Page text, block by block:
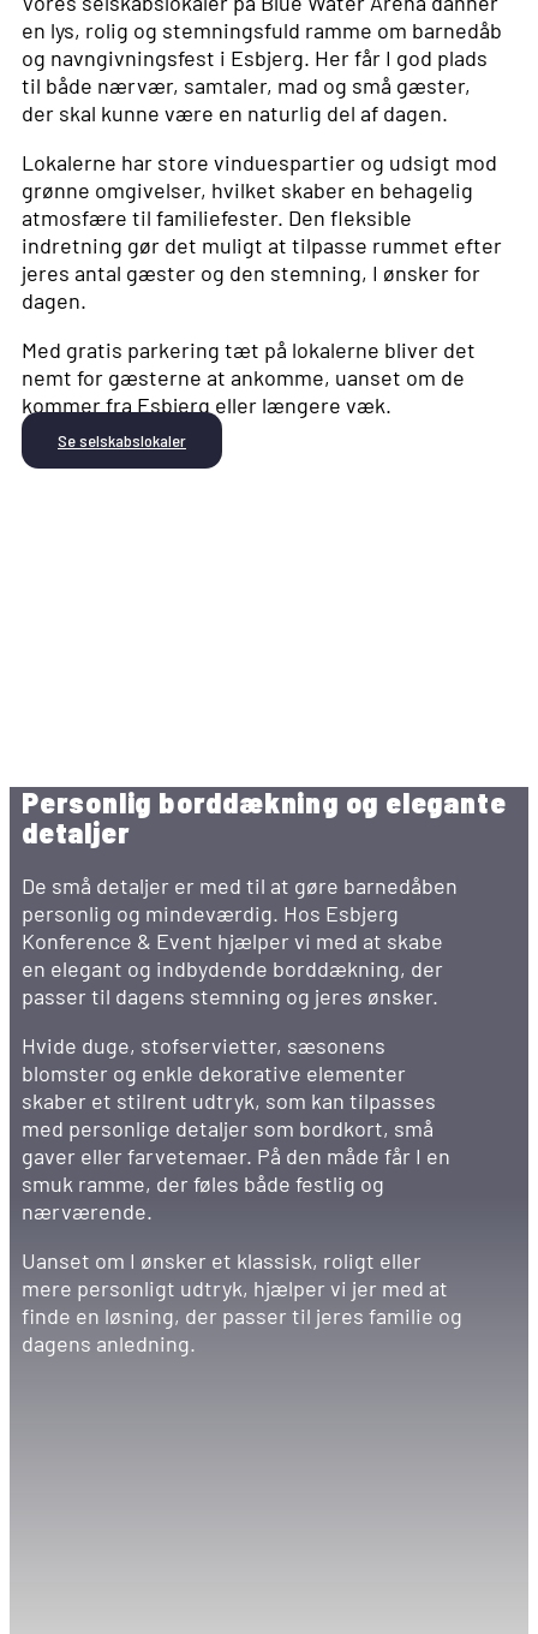
en lys, rolig og stemningsfuld ramme om barnedåb
og navngivningsfest i Esbjerg. Her får I god plads
til både nærvær, samtaler, mad og små gæster,
der skal kunne være en naturlig del af dagen.
Lokalerne har store vinduespartier og udsigt mod
grønne omgivelser, hvilket skaber en behagelig
atmosfære til familiefester. Den fleksible
indretning gør det muligt at tilpasse rummet efter
jeres antal gæster og den stemning, I ønsker for
dagen.
Med gratis parkering tæt på lokalerne bliver det
nemt for gæsterne at ankomme, uanset om de
kommer fra Esbjerg eller længere væk.
Se selskabslokaler
Personlig borddækning og elegante
detaljer
De små detaljer er med til at gøre barnedåben
personlig og mindeværdig. Hos Esbjerg
Konference & Event hjælper vi med at skabe
en elegant og indbydende borddækning, der
passer til dagens stemning og jeres ønsker.
Hvide duge, stofservietter, sæsonens
blomster og enkle dekorative elementer
skaber et stilrent udtryk, som kan tilpasses
med personlige detaljer som bordkort, små
gaver eller farvetemaer. På den måde får I en
smuk ramme, der føles både festlig og
nærværende.
Uanset om I ønsker et klassisk, roligt eller
mere personligt udtryk, hjælper vi jer med at
finde en løsning, der passer til jeres familie og
dagens anledning.